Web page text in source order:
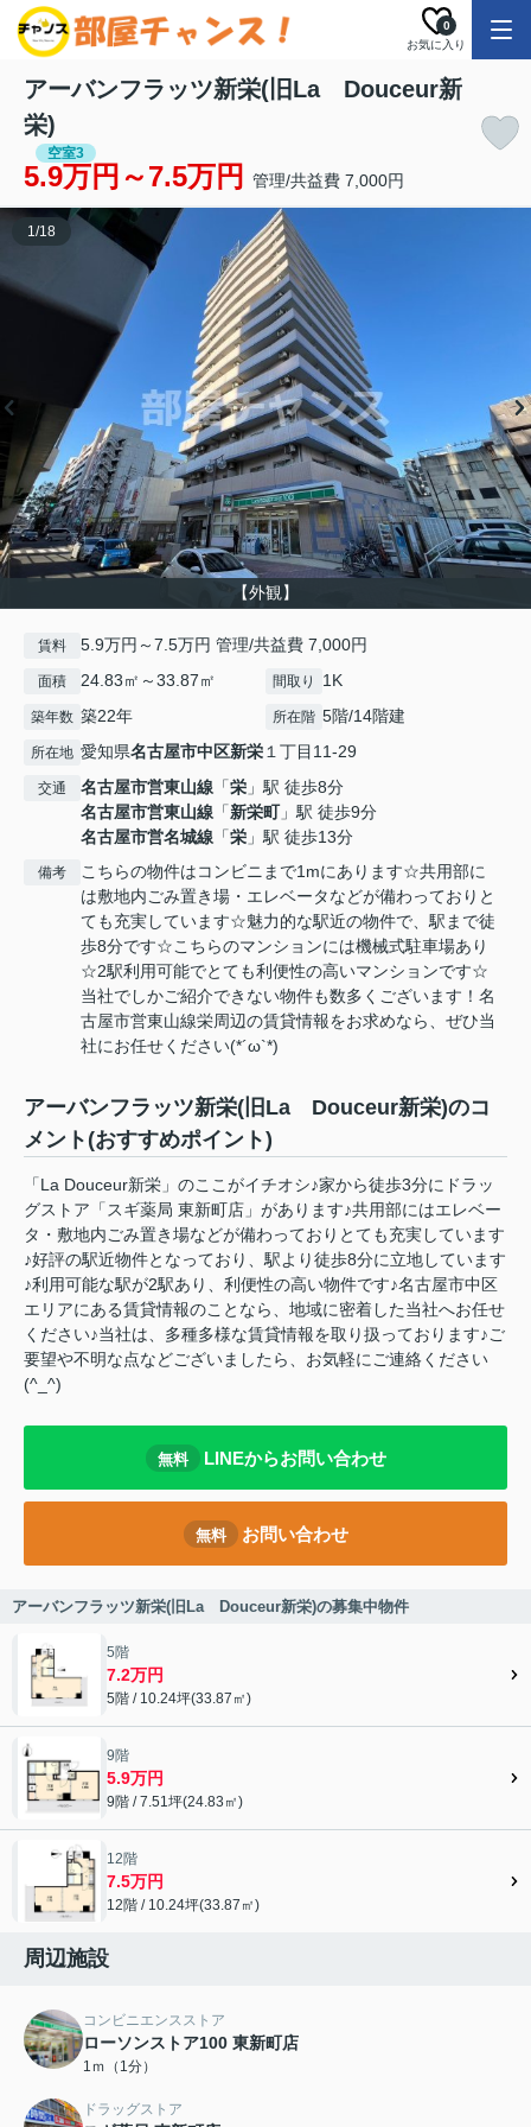
お気に入り
0
アーバンフラッツ新栄(旧La Douceur新
栄)
空室3
5.9万円～7.5万円 管理/共益費 7,000円
【外観】
1/18
賃料 5.9万円～7.5万円 管理/共益費 7,000円
面積 24.83㎡～33.87㎡ 間取り 1K
築年数 築22年 所在階 5階/14階建
所在地 愛知県名古屋市中区新栄１丁目11-29
交通 名古屋市営東山線 「栄 」駅 徒歩8分
名古屋市営東山線 「新栄町」駅 徒歩9分
名古屋市営名城線 「栄 」駅 徒歩13分
備考
こちらの物件はコンビニまで1mにあります☆共用部に
は敷地内ごみ置き場・エレベータなどが備わっておりと
ても充実しています☆魅力的な駅近の物件で、駅まで徒
歩8分です☆こちらのマンションには機械式駐車場あり
☆2駅利用可能でとても利便性の高いマンションです☆
当社でしかご紹介できない物件も数多くございます！名
古屋市営東山線栄周辺の賃貸情報をお求めなら、ぜひ当
社にお任せください(*´ω`*)
アーバンフラッツ新栄(旧La Douceur新栄)のコ
メント(おすすめポイント)
「La Douceur新栄」のここがイチオシ♪家から徒歩3分にドラッ
グストア「スギ薬局 東新町店」があります♪共用部にはエレベー
タ・敷地内ごみ置き場などが備わっておりとても充実しています
♪好評の駅近物件となっており、駅より徒歩8分に立地しています
♪利用可能な駅が2駅あり、利便性の高い物件です♪名古屋市中区
エリアにある賃貸情報のことなら、地域に密着した当社へお任せ
ください♪当社は、多種多様な賃貸情報を取り扱っております♪ご
要望や不明な点などございましたら、お気軽にご連絡ください
(^_^)
無料 LINEからお問い合わせ
無料 お問い合わせ
アーバンフラッツ新栄(旧La Douceur新栄)の募集中物件
5階
7.2万円
5階 / 10.24坪(33.87㎡)
9階
5.9万円
9階 / 7.51坪(24.83㎡)
12階
7.5万円
12階 / 10.24坪(33.87㎡)
周辺施設
コンビニエンスストア
ローソンストア100 東新町店
1ｍ（1分）
ドラッグストア